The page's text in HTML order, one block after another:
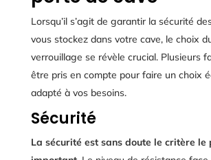
Lorsqu’il s’agit de garantir la sécurité
vous stockez dans votre cave, le choix
verrouillage se révèle crucial. Plusieurs
être pris en compte pour faire un choix
adapté à vos besoins.
Sécurité
La sécurité est sans doute le critère le